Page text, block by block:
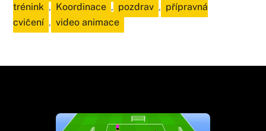
trénink , Koordinace , pozdrav , přípravná
cvičení , video animace